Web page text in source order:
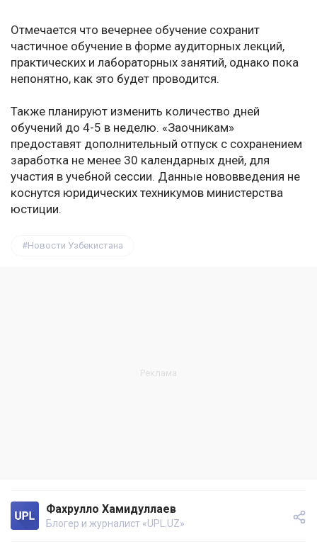
Отмечается что вечернее обучение сохранит
частичное обучение в форме аудиторных лекций,
практических и лабораторных занятий, однако пока
непонятно, как это будет проводится.
Также планируют изменить количество дней
обучений до 4-5 в неделю. «Заочникам»
предоставят дополнительный отпуск с сохранением
заработка не менее 30 календарных дней, для
участия в учебной сессии. Данные нововведения не
коснутся юридических техникумов министерства
юстиции.
Новости Узбекистана
Фахрулло Хамидуллаев
Блогер и журналист «UPL.UZ»